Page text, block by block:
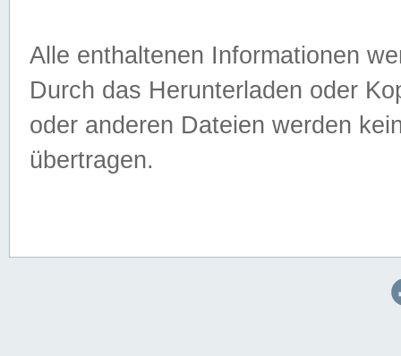
Alle enthaltenen Informationen
Durch das Herunterladen oder
oder anderen Dateien werden
übertragen.